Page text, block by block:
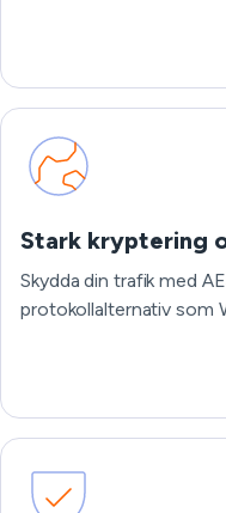
Stark kryptering
Skydda din trafik med
protokollalternativ som